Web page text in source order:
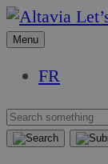
Aller
au
Aller
auMenu
FR